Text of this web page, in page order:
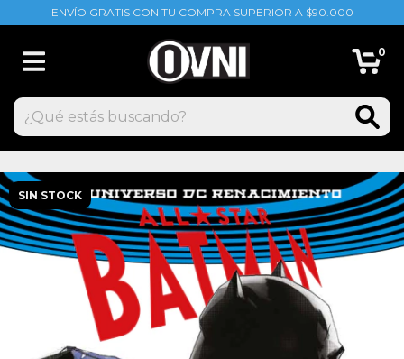
ENVÍO GRATIS CON TU COMPRA SUPERIOR A $90.000
0
SIN STOCK